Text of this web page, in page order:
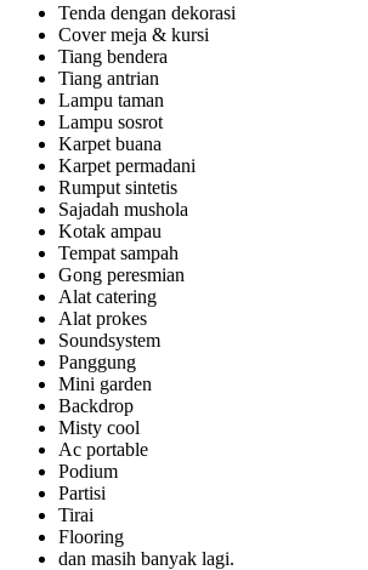
Tenda dengan dekorasi
Cover meja & kursi
Tiang bendera
Tiang antrian
Lampu taman
Lampu sosrot
Karpet buana
Karpet permadani
Rumput sintetis
Sajadah mushola
Kotak ampau
Tempat sampah
Gong peresmian
Alat catering
Alat prokes
Soundsystem
Panggung
Mini garden
Backdrop
Misty cool
Ac portable
Podium
Partisi
Tirai
Flooring
dan masih banyak lagi.